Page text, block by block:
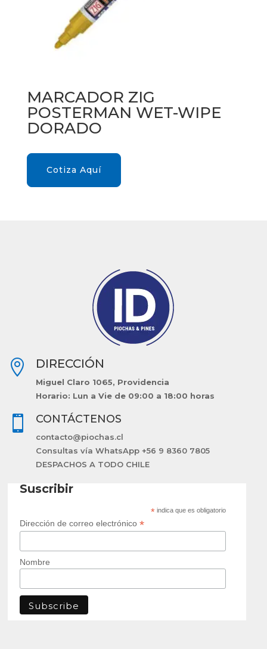
MARCADOR ZIG
POSTERMAN WET-WIPE
DORADO
Cotiza Aquí
 DIRECCIÓN
Miguel Claro 1065, Providencia
Horario: Lun a Vie de 09:00 a 18:00 horas
 CONTÁCTENOS
contacto@piochas.cl
Consultas vía WhatsApp +56 9 8360 7805
DESPACHOS A TODO CHILE
Suscribir
* indica que es obligatorio
Dirección de correo electrónico*
Nombre